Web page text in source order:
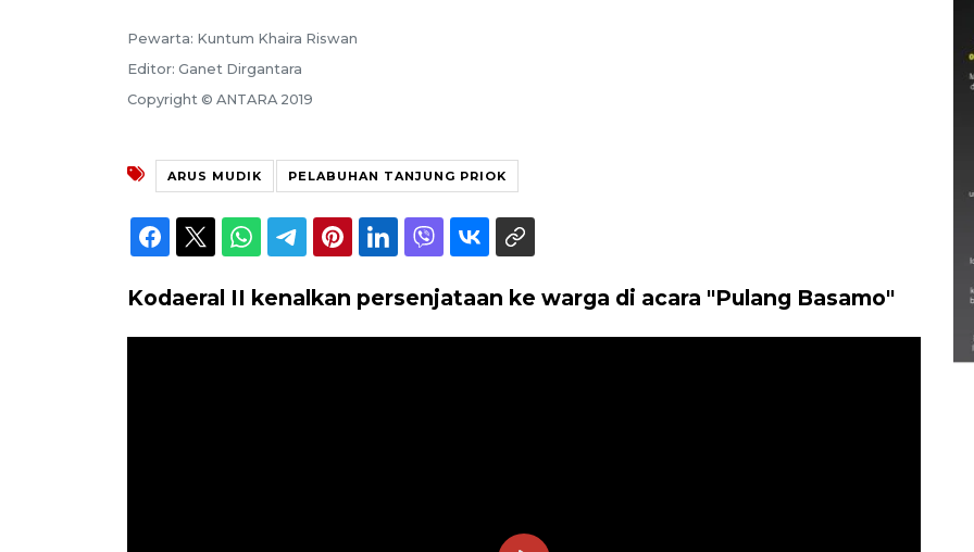
Pewarta: Kuntum Khaira Riswan
Editor: Ganet Dirgantara
Copyright © ANTARA 2019
ARUS MUDIK PELABUHAN TANJUNG PRIOK
Kodaeral II kenalkan persenjataan ke warga di acara "Pulang Basamo"
Semarak Lebaran Ketupat di